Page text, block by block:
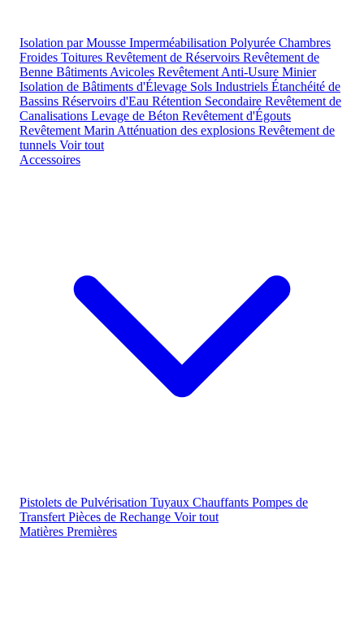
Isolation par Mousse Imperméabilisation Polyurée Chambres
Froides Toitures Revêtement de Réservoirs Revêtement de
Benne Bâtiments Avicoles Revêtement Anti-Usure Minier
Isolation de Bâtiments d'Élevage Sols Industriels Étanchéité de
Bassins Réservoirs d'Eau Rétention Secondaire Revêtement de
Canalisations Levage de Béton Revêtement d'Égouts
Revêtement Marin Atténuation des explosions Revêtement de
tunnels Voir tout
Accessoires
Pistolets de Pulvérisation Tuyaux Chauffants Pompes de
Transfert Pièces de Rechange Voir tout
Matières Premières